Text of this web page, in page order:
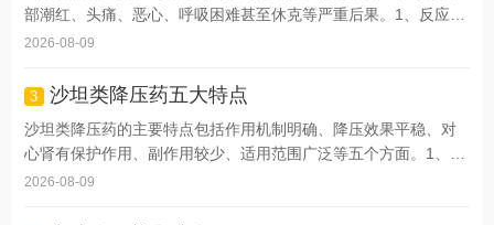
部潮红、头痛、恶心、呼吸困难甚至休克等严重后果。1、反应
机...
2026-08-09
3 沙坦类降压药五大特点
沙坦类降压药的主要特点包括作用机制明确、降压效果平稳、对
心肾有保护作用、副作用较少、适用范围广泛等五个方面。1、
作...
2026-08-09